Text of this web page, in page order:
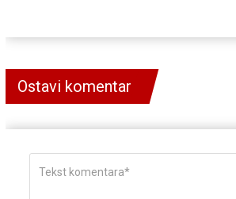
Ostavi komentar